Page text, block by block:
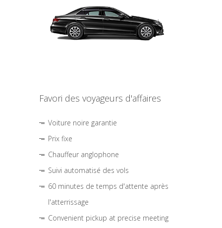
Favori des voyageurs d'affaires
Voiture noire garantie
Prix fixe
Chauffeur anglophone
Suivi automatisé des vols
60 minutes de temps d'attente après
l'atterrissage
Convenient pickup at precise meeting